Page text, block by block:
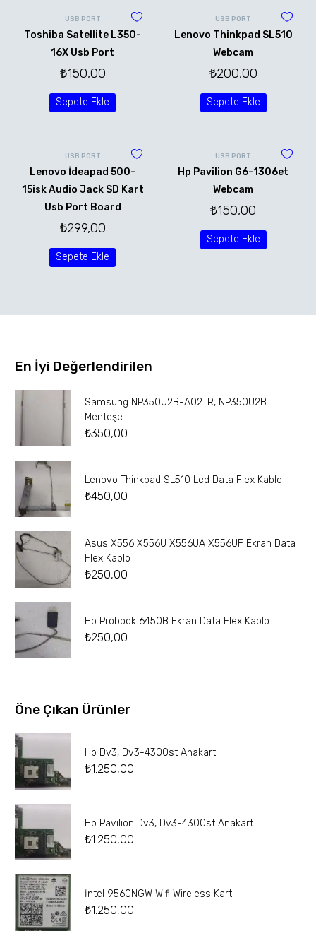
USB PORT
Toshiba Satellite L350-
16X Usb Port
₺150,00
Sepete Ekle
USB PORT
Lenovo Thinkpad SL510
Webcam
₺200,00
Sepete Ekle
USB PORT
Lenovo İdeapad 500-
15isk Audio Jack SD Kart
Usb Port Board
₺299,00
Sepete Ekle
USB PORT
Hp Pavilion G6-1306et
Webcam
₺150,00
Sepete Ekle
En İyi Değerlendirilen
Samsung NP350U2B-A02TR, NP350U2B
Menteşe
₺350,00
Lenovo Thinkpad SL510 Lcd Data Flex Kablo
₺450,00
Asus X556 X556U X556UA X556UF Ekran Data
Flex Kablo
₺250,00
Hp Probook 6450B Ekran Data Flex Kablo
₺250,00
Öne Çıkan Ürünler
Hp Dv3, Dv3-4300st Anakart
₺1.250,00
Hp Pavilion Dv3, Dv3-4300st Anakart
₺1.250,00
İntel 9560NGW Wifi Wireless Kart
₺1.250,00